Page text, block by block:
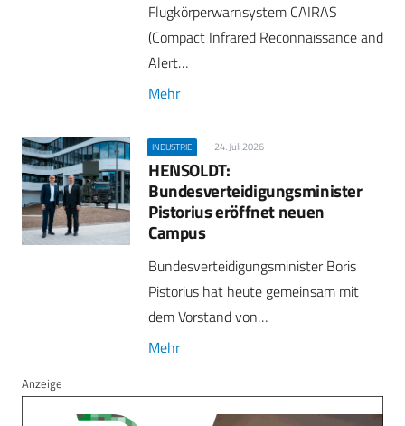
Flugkörperwarnsystem CAIRAS
(Compact Infrared Reconnaissance and
Alert…
Mehr
INDUSTRIE 24. Juli 2026
HENSOLDT:
Bundesverteidigungsminister
Pistorius eröffnet neuen
Campus
Bundesverteidigungsminister Boris
Pistorius hat heute gemeinsam mit
dem Vorstand von…
Mehr
Anzeige